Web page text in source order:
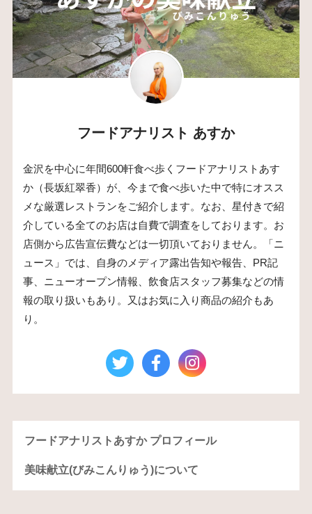
フードアナリスト あすか
金沢を中心に年間600軒食べ歩くフードアナリストあす
か（長坂紅翠香）が、今まで食べ歩いた中で特にオスス
メな厳選レストランをご紹介します。なお、星付きで紹
介している全てのお店は自費で調査をしております。お
店側から広告宣伝費などは一切頂いておりません。「ニ
ュース」では、自身のメディア露出告知や報告、PR記
事、ニューオープン情報、飲食店スタッフ募集などの情
報の取り扱いもあり。又はお気に入り商品の紹介もあ
り。
フードアナリストあすか プロフィール
美味献立(びみこんりゅう)について